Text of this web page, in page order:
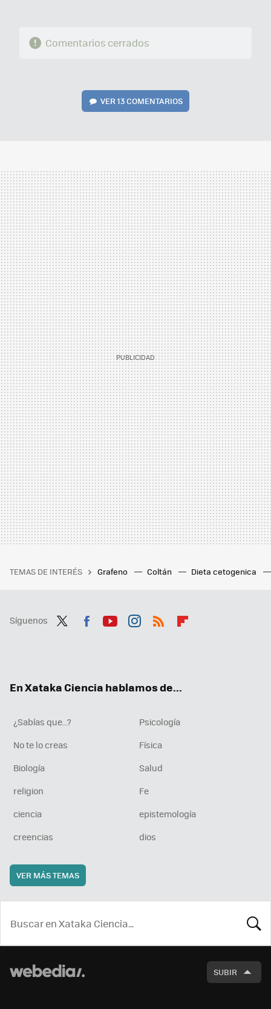
Comentarios cerrados
VER13 COMENTARIOS
TEMAS DE INTERÉS Grafeno Coltán Dieta cetogenica
Síguenos
En Xataka Ciencia hablamos de...
¿Sabías que...?
Psicología
No te lo creas
Física
Biología
Salud
religion
Fe
ciencia
epistemología
creencias
dios
VER MÁS TEMAS
SUBIR